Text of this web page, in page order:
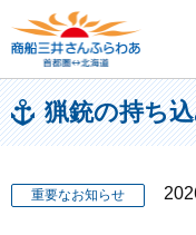
猟銃の持ち
重要なお知らせ